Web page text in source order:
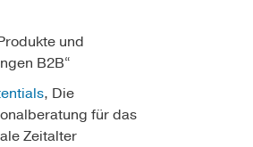
und
B2B“
, Die
für das
Zeitalter